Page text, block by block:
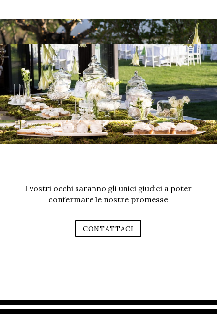
I vostri occhi saranno gli unici giudici a poter
confermare le nostre promesse
CONTATTACI